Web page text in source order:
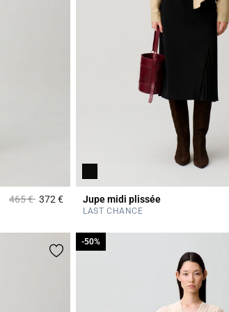
Prix réduit à partir de
465 €à372 €4,9 out of 5 Customer Rating
Jupe midi plissée
LAST CHANCE
-50%
-50%